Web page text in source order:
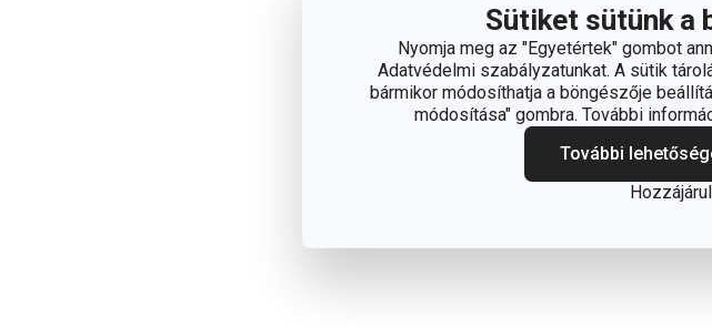
Sütiket sütünk a
Nyomja meg az "Egyetértek" gombot
Adatvédelmi szabályzatunkat. A sütik
bármikor módosíthatja a böngészője
módosítása" gombra. További
További